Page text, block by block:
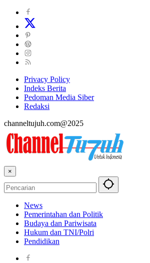
Privacy Policy
Indeks Berita
Pedoman Media Siber
Redaksi
channeltujuh.com@2025
×
News
Pemerintahan dan Politik
Budaya dan Pariwisata
Hukum dan TNI/Polri
Pendidikan